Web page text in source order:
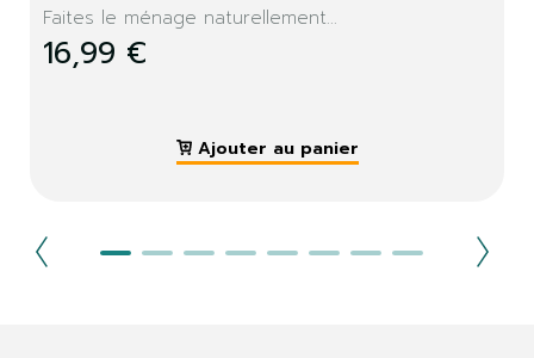
Faites le ménage naturellement...
16,99 €
Ajouter au panier